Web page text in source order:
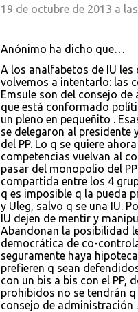
19 de octubre de 2013 a
Anónimo ha dicho que…
A los analfabetos de IU les
volvemos a intentarlo: las
Emsule son del consejo
que está conformado
un pleno en pequeñito .
se delegaron al presidente
del PP. Lo q se quiere
competencias vuelvan al
pasar del monopolio del
compartida entre los 4
q es imposible q la pueda
y Uleg, salvo q se una IU.
IU dejen de mentir y
Abandonan la posibilidad
democrática de co-
seguramente haya
prefieren q sean
con un bis a bis con el PP,
prohibidos no se tendrán
consejo de administración .